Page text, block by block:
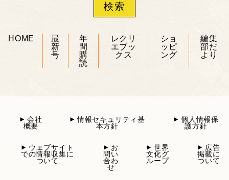
HOME
最
新
号
年
間
購
読
レクリ
エブッ
クス
ショ
ッピ
ング
編集
部だ
より
会社
概要
情報セキュリティ基
本方針
個人情報保
護方針
ウェブサイト
での情報収集に
ついて
お
問い
合わ
せ
世界
文化グ
ループ
広告
掲載に
ついて